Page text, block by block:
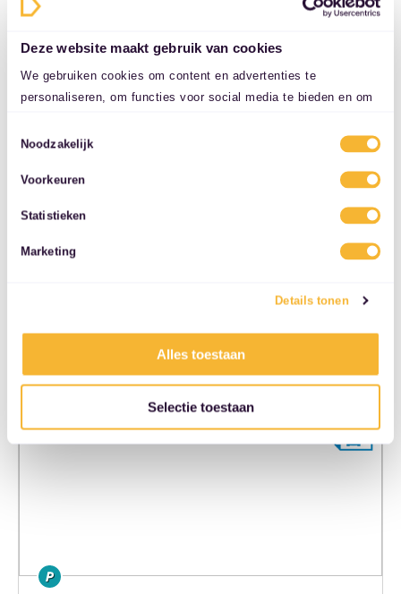
Deze website maakt gebruik van cookies
We gebruiken cookies om content en advertenties te
personaliseren, om functies voor social media te bieden en om
uw gebruik van onze site met onze partners voor social media,
combineren met andere informatie die u aan ze heeft verstrekt
of die ze hebben verzameld op basis van uw gebruik van hun
Toestemmingsselectie
Noodzakelijk
Voorkeuren
Statistieken
Marketing
Details tonen
Alles toestaan
Selectie toestaan
€ 563,-
Proefrit mogelijk
Naar auto